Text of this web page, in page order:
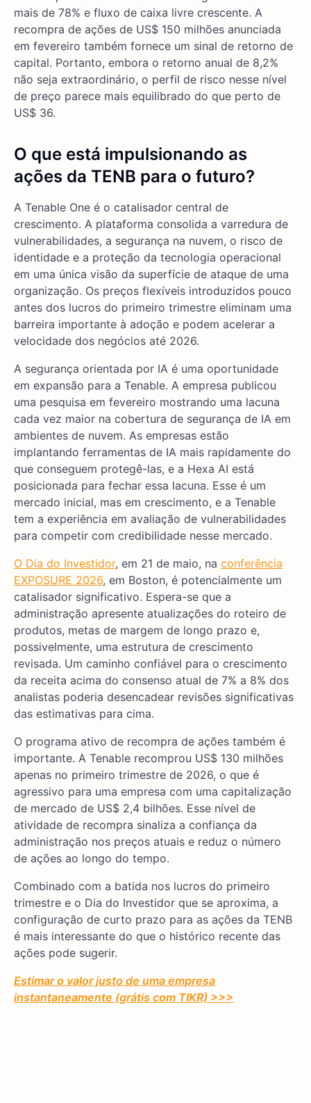
mais de 78% e fluxo de caixa livre crescente. A
recompra de ações de US$ 150 milhões anunciada
em fevereiro também fornece um sinal de retorno de
capital. Portanto, embora o retorno anual de 8,2%
não seja extraordinário, o perfil de risco nesse nível
de preço parece mais equilibrado do que perto de
US$ 36.
O que está impulsionando as
ações da TENB para o futuro?
A Tenable One é o catalisador central de
crescimento. A plataforma consolida a varredura de
vulnerabilidades, a segurança na nuvem, o risco de
identidade e a proteção da tecnologia operacional
em uma única visão da superfície de ataque de uma
organização. Os preços flexíveis introduzidos pouco
antes dos lucros do primeiro trimestre eliminam uma
barreira importante à adoção e podem acelerar a
velocidade dos negócios até 2026.
A segurança orientada por IA é uma oportunidade
em expansão para a Tenable. A empresa publicou
uma pesquisa em fevereiro mostrando uma lacuna
cada vez maior na cobertura de segurança de IA em
ambientes de nuvem. As empresas estão
implantando ferramentas de IA mais rapidamente do
que conseguem protegê-las, e a Hexa AI está
posicionada para fechar essa lacuna. Esse é um
mercado inicial, mas em crescimento, e a Tenable
tem a experiência em avaliação de vulnerabilidades
para competir com credibilidade nesse mercado.
O Dia do Investidor, em 21 de maio, na conferência
EXPOSURE 2026, em Boston, é potencialmente um
catalisador significativo. Espera-se que a
administração apresente atualizações do roteiro de
produtos, metas de margem de longo prazo e,
possivelmente, uma estrutura de crescimento
revisada. Um caminho confiável para o crescimento
da receita acima do consenso atual de 7% a 8% dos
analistas poderia desencadear revisões significativas
das estimativas para cima.
O programa ativo de recompra de ações também é
importante. A Tenable recomprou US$ 130 milhões
apenas no primeiro trimestre de 2026, o que é
agressivo para uma empresa com uma capitalização
de mercado de US$ 2,4 bilhões. Esse nível de
atividade de recompra sinaliza a confiança da
administração nos preços atuais e reduz o número
de ações ao longo do tempo.
Combinado com a batida nos lucros do primeiro
trimestre e o Dia do Investidor que se aproxima, a
configuração de curto prazo para as ações da TENB
é mais interessante do que o histórico recente das
ações pode sugerir.
Estimar o valor justo de uma empresa
instantaneamente (grátis com TIKR) >>>